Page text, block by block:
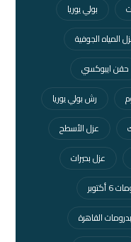
بولي يوريا
المياه الجوفية
حقن ايبوكسي
رش بولي يوريا
عزل الأسطح
عزل بحيرات
أكتوبر
القاهرة